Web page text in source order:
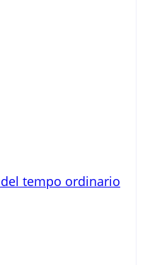
tempo ordinario